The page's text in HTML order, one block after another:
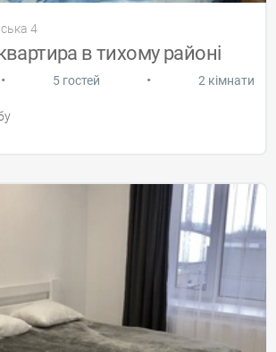
4
в тихому районі
• 5 гостей • 2 кімнати